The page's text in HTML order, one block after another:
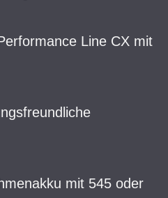
Line CX mit
mit 545 oder